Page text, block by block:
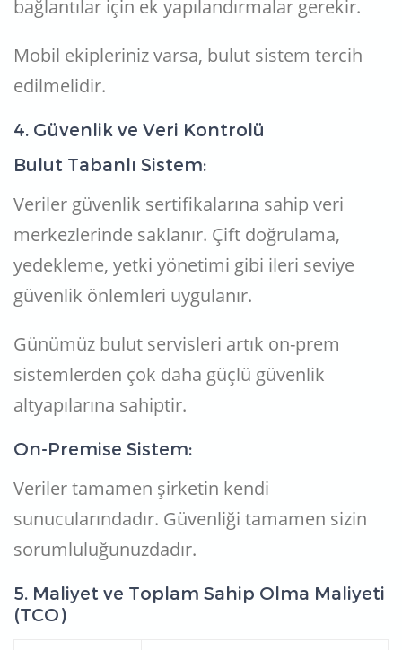
bağlantılar için ek yapılandırmalar gerekir.
Mobil ekipleriniz varsa, bulut sistem tercih
edilmelidir.
4. Güvenlik ve Veri Kontrolü
Bulut Tabanlı Sistem:
Veriler güvenlik sertifikalarına sahip veri
merkezlerinde saklanır. Çift doğrulama,
yedekleme, yetki yönetimi gibi ileri seviye
güvenlik önlemleri uygulanır.
Günümüz bulut servisleri artık on-prem
sistemlerden çok daha güçlü güvenlik
altyapılarına sahiptir.
On-Premise Sistem:
Veriler tamamen şirketin kendi
sunucularındadır. Güvenliği tamamen sizin
sorumluluğunuzdadır.
5. Maliyet ve Toplam Sahip Olma Maliyeti
(TCO)